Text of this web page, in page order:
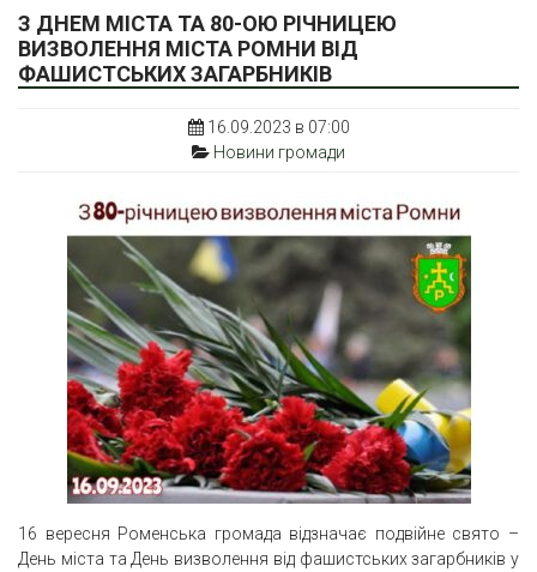
З ДНЕМ МІСТА ТА 80-ОЮ РІЧНИЦЕЮ
ВИЗВОЛЕННЯ МІСТА РОМНИ ВІД
ФАШИСТСЬКИХ ЗАГАРБНИКІВ
16.09.2023 в 07:00
Новини громади
16 вересня Роменська громада відзначає подвійне свято –
День міста та День визволення від фашистських загарбників у